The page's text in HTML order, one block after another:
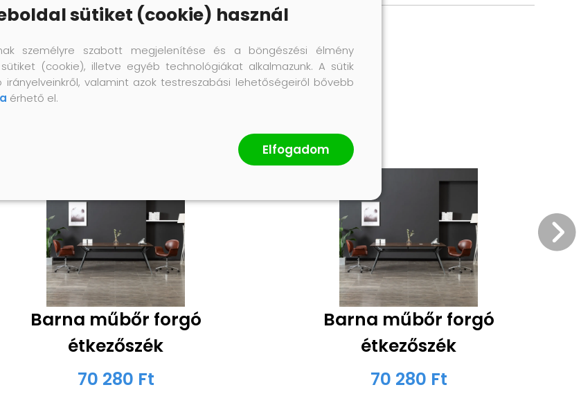
Barna műbőr forgó
étkezőszék
70 280 Ft
Barna műbőr forgó
étkezőszék
70 280 Ft
sütiket (cookie) használ
személyre szabott megjelenítése és a böngészési élmény
(cookie), illetve egyéb technológiákat alkalmazunk. A sütik
irányelveinkről, valamint azok testreszabási lehetőségeiről bővebb
érhető el.
Elfogadom